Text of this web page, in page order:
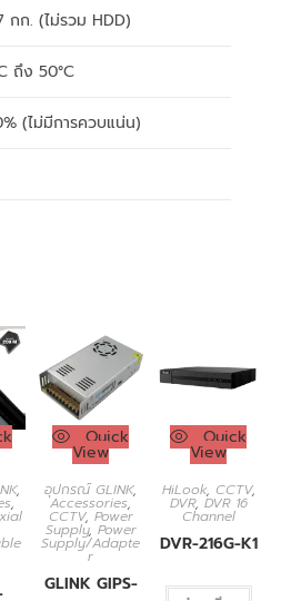
กก. (ไม่รวม HDD)
ถึง 50°C
(ไม่มีการควบแน่น)
,
,
Quick
View
อุปกรณ์ GLINK,
Accessories,
CCTV, Power
Supply, Power
Supply/Adapte
r
GLINK GIPS-
Quick
View
HiLook, CCTV,
DVR, DVR 16
Channel
DVR-216G-K1